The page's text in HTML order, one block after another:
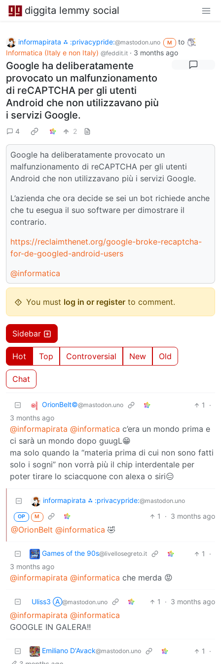
diggita lemmy social
informapirata ⁂ :privacypride:@mastodon.uno M
to
Informatica (Italy e non Italy) @feddit.it · 3 months ago
Google ha deliberatamente
provocato un malfunzionamento
di reCAPTCHA per gli utenti
Android che non utilizzavano più
i servizi Google.
4 2
Google ha deliberatamente provocato un
malfunzionamento di reCAPTCHA per gli utenti
Android che non utilizzavano più i servizi Google.
L’azienda che ora decide se sei un bot richiede anche
che tu esegua il suo software per dimostrare il
contrario.
https://reclaimthenet.org/google-broke-recaptcha-
for-de-googled-android-users
@informatica
You must log in or register to comment.
Sidebar
Hot Top Controversial New Old
Chat
OrionBelt©@mastodon.uno 1
·
3 months ago
@informapirata @informatica c’era un mondo prima e
ci sarà un mondo dopo guugL😁
ma solo quando la “materia prima di cui non sono fatti
solo i sogni” non vorrà più il chip interdentale per
poter tirare lo sciacquone con alexa o siri😑
informapirata ⁂ :privacypride:@mastodon.uno
OP M 1 · 3 months ago
@OrionBelt @informatica 🤣
Games of the 90s@livellosegreto.it 1
·
3 months ago
@informapirata @informatica che merda 😡
Uliss3 Ⓐ@mastodon.uno 1 · 3 months ago
@informapirata @informatica
GOOGLE IN GALERA!!
Emiliano D'Avack@mastodon.uno 1
·